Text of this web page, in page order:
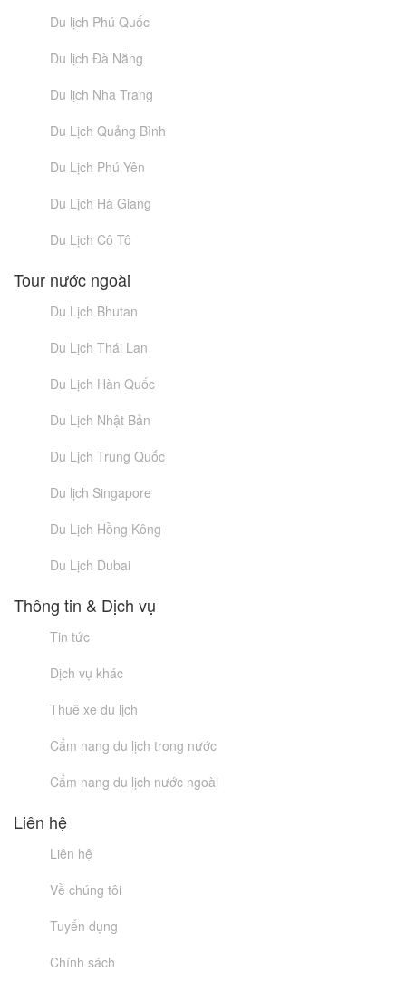
Du lịch Phú Quốc
Du lịch Đà Nẵng
Du lịch Nha Trang
Du Lịch Quảng Bình
Du Lịch Phú Yên
Du Lịch Hà Giang
Du Lịch Cô Tô
Tour nước ngoài
Du Lịch Bhutan
Du Lịch Thái Lan
Du Lịch Hàn Quốc
Du Lịch Nhật Bản
Du Lịch Trung Quốc
Du lịch Singapore
Du Lịch Hồng Kông
Du Lịch Dubai
Thông tin & Dịch vụ
Tin tức
Dịch vụ khác
Thuê xe du lịch
Cẩm nang du lịch trong nước
Cẩm nang du lịch nước ngoài
Liên hệ
Liên hệ
Về chúng tôi
Tuyển dụng
Chính sách